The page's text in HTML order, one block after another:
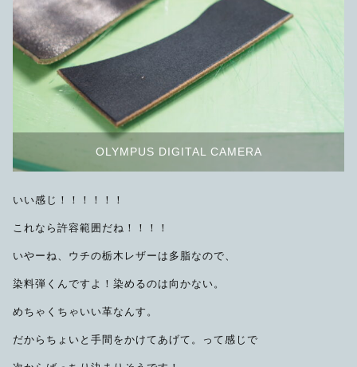
OLYMPUS DIGITAL CAMERA
いい感じ！！！！！！
これなら許容範囲だね！！！！
いやーね、ウチの栃木レザーは多脂なので、
染料弾くんですよ！染めるのは向かない。
めちゃくちゃいい革なんす。
だからちょいと手間をかけてあげて。って感じで